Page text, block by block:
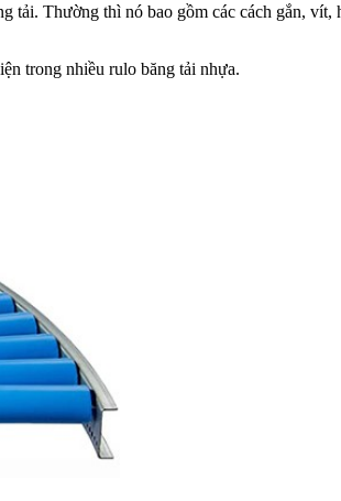
tải. Thường thì nó bao gồm các cách gắn, vít,
trong nhiều rulo băng tải nhựa.